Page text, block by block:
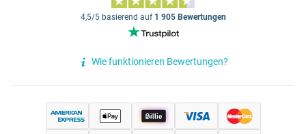
4,5/5 basierend auf 1 905 Bewertungen
Wie funktionieren Bewertungen?